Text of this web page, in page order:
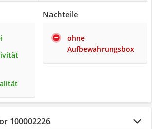
Nachteile
ohne
Aufbewahrungsbox
100002226